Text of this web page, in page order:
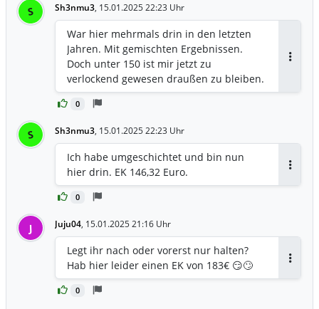
S Sh3nmu3, 15.01.2025 22:23 Uhr
0
War hier mehrmals drin in den letzten
Jahren. Mit gemischten Ergebnissen.
Doch unter 150 ist mir jetzt zu
verlockend gewesen draußen zu bleiben.
S Sh3nmu3, 15.01.2025 22:23 Uhr
0
Ich habe umgeschichtet und bin nun
hier drin. EK 146,32 Euro.
J Juju04, 15.01.2025 21:16 Uhr
0
Legt ihr nach oder vorerst nur halten?
Hab hier leider einen EK von 183€ 😏🙄